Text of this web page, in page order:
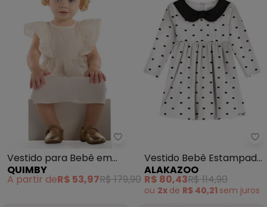
Quimby - Vestido para Bebê
Vestido para Bebê em
Tricoline (Branco)
QUIMBY
A partir deR$ 53,97R$ 179,90
Vestido Bebê Estampado
com Mangas Longas
(Branco)
ALAKAZOO
R$ 80,43R$ 114,90
ou 2x de R$ 40,21 sem juros